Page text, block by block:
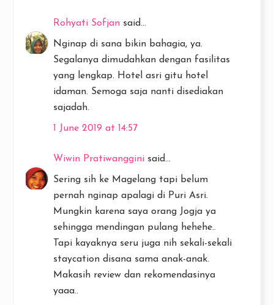
Rohyati Sofjan said...
Nginap di sana bikin bahagia, ya.
Segalanya dimudahkan dengan fasilitas
yang lengkap. Hotel asri gitu hotel
idaman. Semoga saja nanti disediakan
sajadah.
1 June 2019 at 14:57
Wiwin Pratiwanggini said...
Sering sih ke Magelang tapi belum
pernah nginap apalagi di Puri Asri.
Mungkin karena saya orang Jogja ya
sehingga mendingan pulang hehehe..
Tapi kayaknya seru juga nih sekali-sekali
staycation disana sama anak-anak.
Makasih review dan rekomendasinya
yaaa..